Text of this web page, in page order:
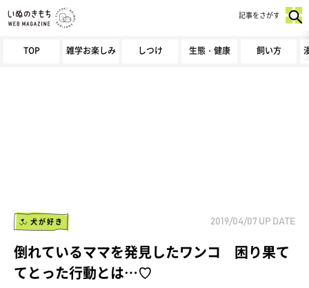
TOP 雑学お楽しみ しつけ 生態・健康 飼い方
記事をさがす
犬が好き 2019/04/07 UP DATE
倒れているママを発見したワンコ 困り果て
てとった行動とは…♡